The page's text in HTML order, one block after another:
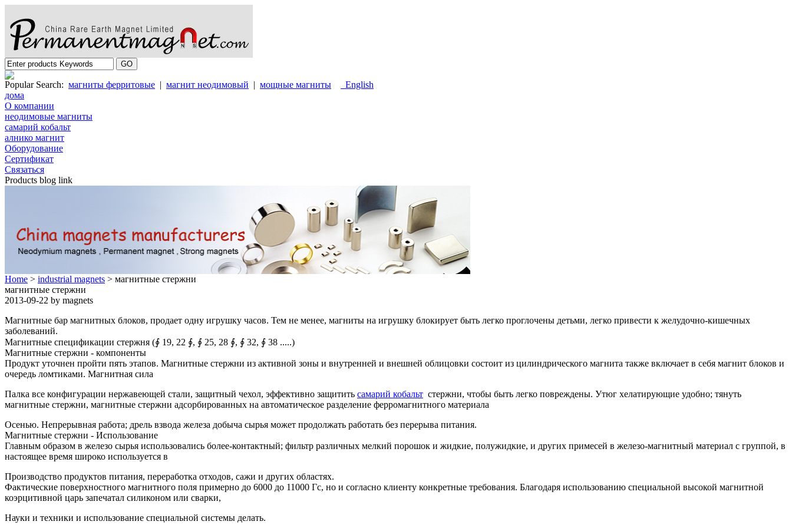
Popular Search: магниты ферритовые | магнит неодимовый | мощные магниты
English
дома
О компании
неодимовые магниты
самарий кобальт
алнико магнит
Oборудование
Cертификат
Cвязаться
Products blog link
Home > industrial magnets > магнитные стержни
магнитные стержни
2013-09-22 by magnets
Магнитные бар магнитных блоков, продает одну игрушку часов. Тем не менее, магниты на игрушку блокирует быть легко проглочены детьми, легко привести к желудочно-кишечных
заболеваний.
Магнитные спецификации стержня (∮ 19, 22 ∮, ∮ 25, 28 ∮, ∮ 32, ∮ 38 .....)
Магнитные стержни - компоненты
Продукт уточнен пройти пять этапов. Магнитные стержни из активной зоны и внутренней и внешней облицовки состоит из цилиндрического магнита также включает в себя магнит блоков и
очередь ломтиками. Магнитная сила
Палка все конфигурации нержавеющей стали, защитный чехол, эффективно защитить самарий кобальт стержни, чтобы быть легко повреждены. Утюг хелатирующие удобно; тянуть
магнитные стержни, магнитные стержни адсорбированных на автоматическое разделение ферромагнитного материала
Осенью. Непрерывная работа; дрель взвода железа добыча сырья может продолжать работать без перерыва питания.
Магнитные стержни - Использование
Главным образом в железо сырья использовались более-контактный; фильтр различных мелкий порошок и жидкие, полужидкие, и других примесей в железо-магнитный материал с группой, в
настоящее время широко используется в
Производство продуктов питания, переработка отходов, сажи и других областях.
Фактические поверхностного магнитного поля примерно до 6000 до 11000 Гс, но и согласно клиенту конкретные требования. Благодаря использованию специальной высокой магнитной
коэрцитивной царь запечатал силиконом или сварки,
Науки и техники и использование специальной системы делать.